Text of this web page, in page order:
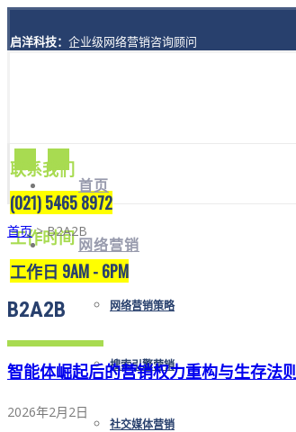
启洋科技： 企业级网络营销咨询顾问
联系我们
(021) 5465 8972
工作时间
工作日 9AM - 6PM
首页
网络营销
网络营销策略
搜索引擎营销
社交媒体营销
首页> B2A2B
B2A2B
智能体崛起后的营销权力重构与生存法则
2026年2月2日